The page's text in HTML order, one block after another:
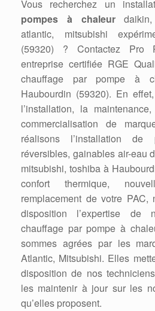
Vous recherchez un
pompes à chaleurdaikin,
atlantic, mitsubishi
(59320) ? Contactez Pro
entreprise certifiée RGE
chauffage par pompe à
Haubourdin (59320). En
l’installation, la
commercialisation de
réalisons l’installation
réversibles, gainables air-eau
mitsubishi, toshiba à
confort thermique,
remplacement de votre
disposition l’expertise de
chauffage par pompe à
sommes agrées par les
Atlantic, Mitsubishi. Elles
disposition de nos
les maintenir à jour sur les
qu’elles proposent.